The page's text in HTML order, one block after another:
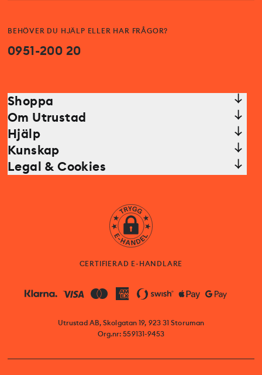
BEHÖVER DU HJÄLP ELLER HAR FRÅGOR?
0951-200 20
Shoppa
Om Utrustad
Hjälp
Kunskap
Legal & Cookies
CERTIFIERAD E-HANDLARE
Utrustad AB, Skolgatan 19, 923 31 Storuman
Org.nr: 559131-9453